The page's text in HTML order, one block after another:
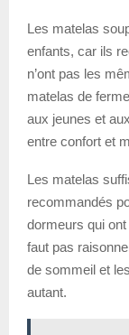
Les matelas
enfants, car ils
n’ont pas les
matelas de
aux jeunes et
entre confort et
Les matelas
recommandés
dormeurs qui ont
faut pas
de sommeil et
autant.